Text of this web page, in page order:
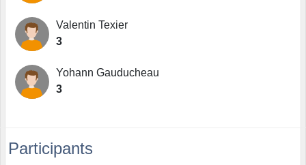
Valentin Texier
3
Yohann Gauducheau
3
Participants